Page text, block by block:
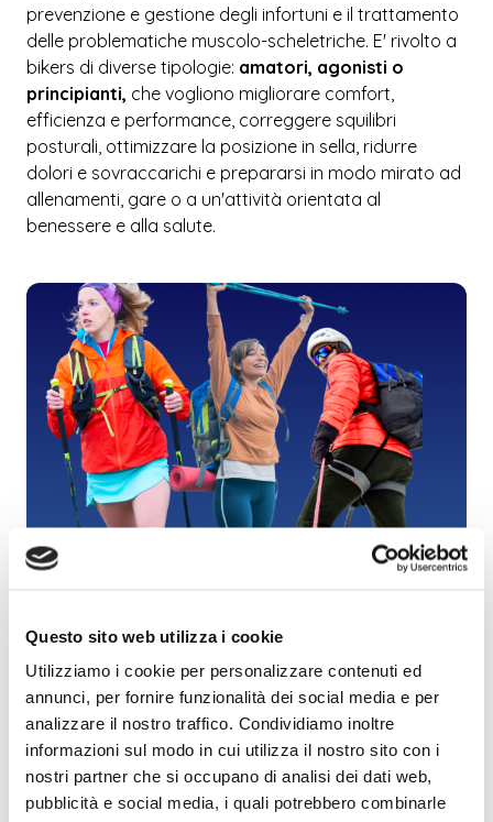
Questo sito web utilizza i cookie
Utilizziamo i cookie per personalizzare contenuti ed
annunci, per fornire funzionalità dei social media e per
analizzare il nostro traffico. Condividiamo inoltre
informazioni sul modo in cui utilizza il nostro sito con i
nostri partner che si occupano di analisi dei dati web,
pubblicità e social media, i quali potrebbero combinarle
prevenzione e gestione degli infortuni e il trattamento
delle problematiche muscolo-scheletriche. E' rivolto a
bikers di diverse tipologie: amatori, agonisti o
principianti, che vogliono migliorare comfort,
efficienza e performance, correggere squilibri
posturali, ottimizzare la posizione in sella, ridurre
dolori e sovraccarichi e prepararsi in modo mirato ad
allenamenti, gare o a un'attività orientata al
benessere e alla salute.
OUTDOOR SPECIALIST
Outdoor Specialistè un percorso dedicato alle
attività outdoor come:camminata sportiva,
trekking, hiking, alpinismo e viaggi, che integra
preparazione fisica, adattamento funzionale,
prevenzione e trattamento degli infortuni.E' rivolto a